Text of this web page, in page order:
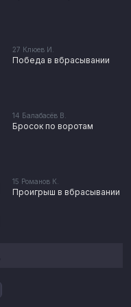
27 Клюев И.
Победа в вбрасывании
14 Балабасёв В.
Бросок по воротам
15 Романов К.
Проигрыш в вбрасывании